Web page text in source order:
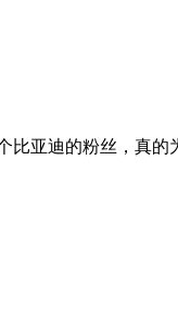
亚迪的粉丝，真